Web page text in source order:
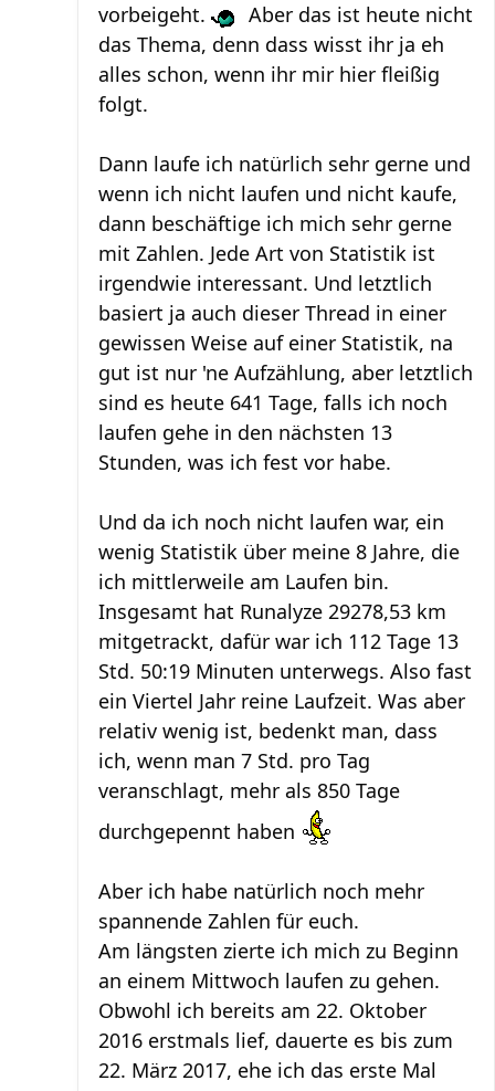
vorbeigeht.
Aber das ist heute nicht
das Thema, denn dass wisst ihr ja eh
alles schon, wenn ihr mir hier fleißig
folgt.
Dann laufe ich natürlich sehr gerne und
wenn ich nicht laufen und nicht kaufe,
dann beschäftige ich mich sehr gerne
mit Zahlen. Jede Art von Statistik ist
irgendwie interessant. Und letztlich
basiert ja auch dieser Thread in einer
gewissen Weise auf einer Statistik, na
gut ist nur 'ne Aufzählung, aber letztlich
sind es heute 641 Tage, falls ich noch
laufen gehe in den nächsten 13
Stunden, was ich fest vor habe.
Und da ich noch nicht laufen war, ein
wenig Statistik über meine 8 Jahre, die
ich mittlerweile am Laufen bin.
Insgesamt hat Runalyze 29278,53 km
mitgetrackt, dafür war ich 112 Tage 13
Std. 50:19 Minuten unterwegs. Also fast
ein Viertel Jahr reine Laufzeit. Was aber
relativ wenig ist, bedenkt man, dass
ich, wenn man 7 Std. pro Tag
veranschlagt, mehr als 850 Tage
durchgepennt haben
Aber ich habe natürlich noch mehr
spannende Zahlen für euch.
Am längsten zierte ich mich zu Beginn
an einem Mittwoch laufen zu gehen.
Obwohl ich bereits am 22. Oktober
2016 erstmals lief, dauerte es bis zum
22. März 2017, ehe ich das erste Mal